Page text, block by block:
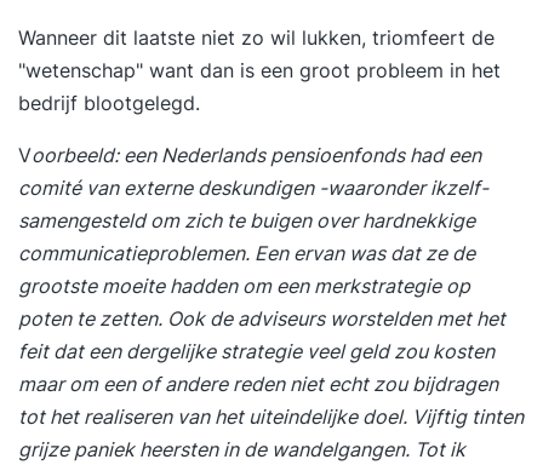
Wanneer dit laatste niet zo wil lukken, triomfeert de
"wetenschap" want dan is een groot probleem in het
bedrijf blootgelegd.
Voorbeeld: een Nederlands pensioenfonds had een
comité van externe deskundigen -waaronder ikzelf-
samengesteld om zich te buigen over hardnekkige
communicatieproblemen. Een ervan was dat ze de
grootste moeite hadden om een merkstrategie op
poten te zetten. Ook de adviseurs worstelden met het
feit dat een dergelijke strategie veel geld zou kosten
maar om een of andere reden niet echt zou bijdragen
tot het realiseren van het uiteindelijke doel. Vijftig tinten
grijze paniek heersten in de wandelgangen. Tot ik